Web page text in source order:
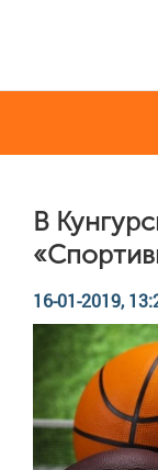
В
16-01-2019,